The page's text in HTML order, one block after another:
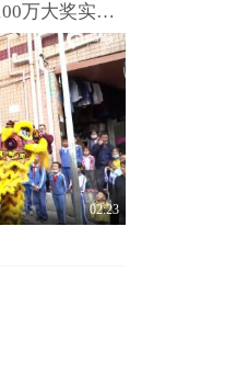
深圳体彩为2021年首个顶呱刮100万大奖实体店庆功
02:23